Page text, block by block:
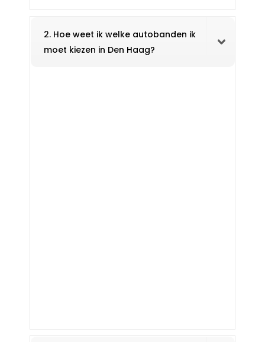
2. Hoe weet ik welke autobanden ik
moet kiezen in Den Haag?